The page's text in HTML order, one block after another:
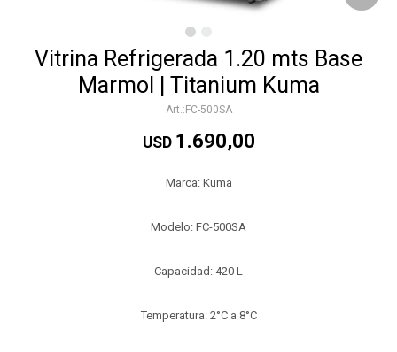
Vitrina Refrigerada 1.20 mts Base
Marmol | Titanium Kuma
FC-500SA
USD 1.690,00
Marca: Kuma
Modelo: FC-500SA
Capacidad: 420 L
Temperatura: 2°C a 8°C